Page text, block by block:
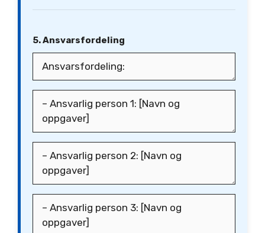
5. Ansvarsfordeling